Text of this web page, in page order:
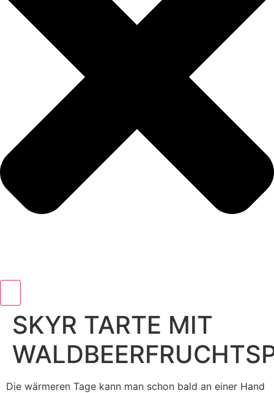
SKYR TARTE MIT
Die wärmeren Tage kann man schon bald an einer Hand